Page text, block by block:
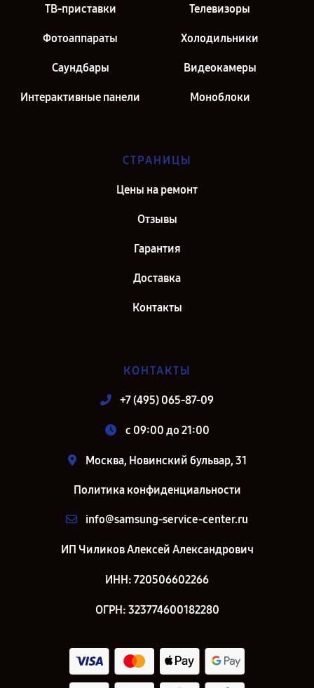
ТВ-приставки Телевизоры
Фотоаппараты Холодильники
Саундбары Видеокамеры
Интерактивные панели Моноблоки
СТРАНИЦЫ
Цены на ремонт
Отзывы
Гарантия
Доставка
Контакты
КОНТАКТЫ
+7 (495) 065-87-09
c 09:00 до 21:00
Москва, Новинский бульвар, 31
Политика конфиденциальности
info@samsung-service-center.ru
ИП Чиликов Алексей Александрович
ИНН: 720506602266
ОГРН: 323774600182280